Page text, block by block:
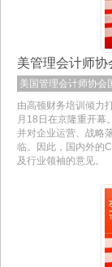
美管理会计师
美国管理会计师协会
由高顿财务培训倾力
月18日在京隆重开幕
并对企业运营、战略
临。因此，国内外的
及行业领袖的意见。